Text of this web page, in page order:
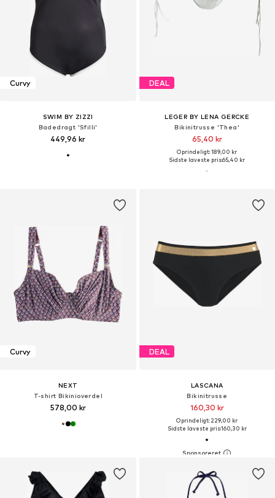
Curvy
SWIM BY ZIZZI
Badedragt 'Sfilli'
449,96 kr
DEAL
LEGER BY LENA GERCKE
Bikinitrusse 'Thea'
65,40 kr
Oprindeligt: 189,00 kr
Sidste laveste pris:65,40 kr
Curvy
NEXT
T-shirt Bikinioverdel
578,00 kr
DEAL
LASCANA
Bikinitrusse
160,30 kr
Oprindeligt: 229,00 kr
Sidste laveste pris:160,30 kr